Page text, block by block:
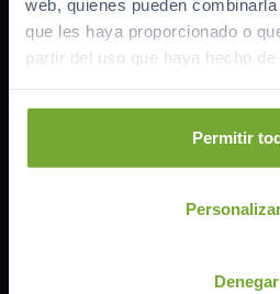
web, quienes pueden
que les haya proporcionado o
partir del uso que haya hecho de
Permitir
Denegar
Cantidad a financiar